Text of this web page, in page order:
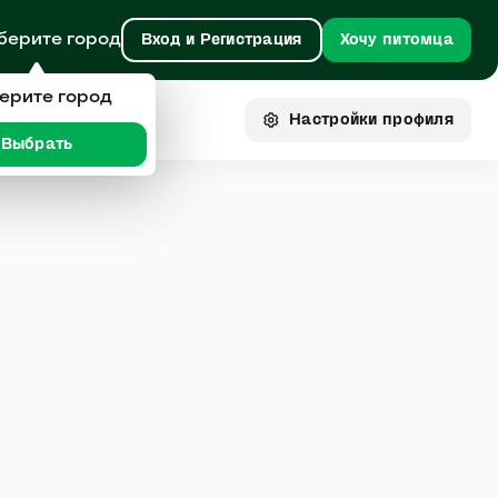
город Вход и Регистрация Хочу питомца
Настройки профиля
город
Выбрать